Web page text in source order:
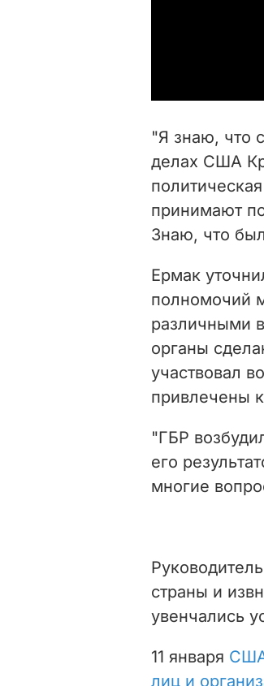
"Я знаю, что
делах США
принимают
Знаю, что
Ермак
полномочий
различными
органы
участвовал
привлечены к
"ГБР
его
многие
страны и
увенчались
11 января США
лиц и